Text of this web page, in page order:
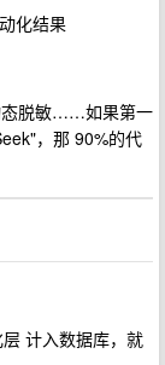
化结果
态脱敏……如果第一
，那 90%的代
计入数据库，就